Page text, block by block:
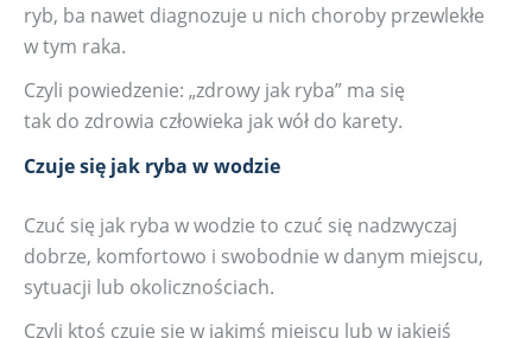
ryb, ba nawet diagnozuje u nich choroby przewlekłe
w tym raka.
Czyli powiedzenie: „zdrowy jak ryba” ma się
tak do zdrowia człowieka jak wół do karety.
Czuje się jak ryba w wodzie
Czuć się jak ryba w wodzie to czuć się nadzwyczaj
dobrze, komfortowo i swobodnie w danym miejscu,
sytuacji lub okolicznościach.
Czyli ktoś czuje się w jakimś miejscu lub w jakiejś